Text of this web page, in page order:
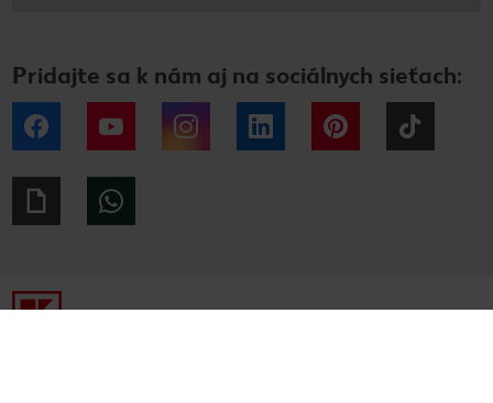
Pridajte sa k nám aj na sociálnych sieťach:
Facebook YouTube Instagram LinkedIn Pinterest
Giphy